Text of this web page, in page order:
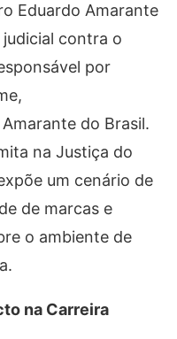
Eduardo Amarante
contra o
por
do Brasil.
na Justiça do
um cenário de
de marcas e
o ambiente de
na Carreira